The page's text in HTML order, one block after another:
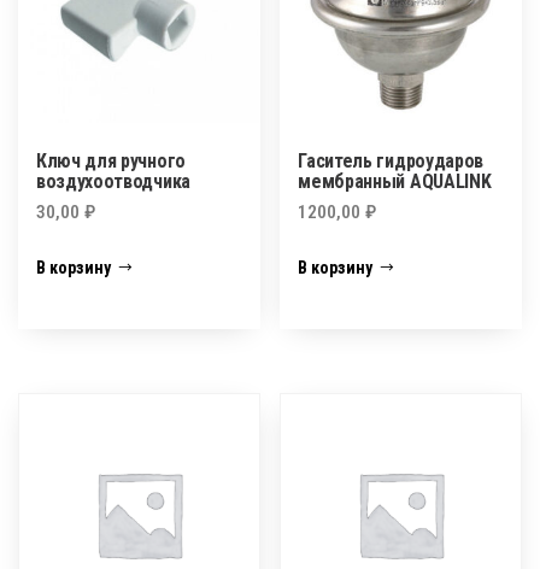
Ключ для ручного
воздухоотводчика
30,00 ₽
В корзину
Гаситель гидроударов
мембранный AQUALINK
1200,00₽
В корзину